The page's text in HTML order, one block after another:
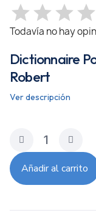
Todavía no hay
Dictionnaire
Robert
Ver descripción
Añadir al carrito